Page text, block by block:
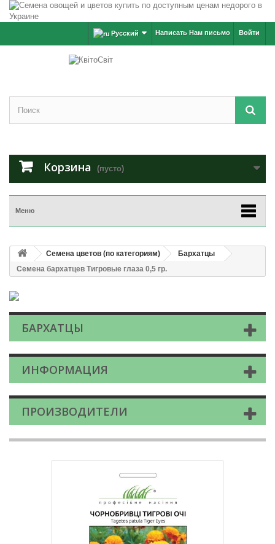
Войти
Написать Нам письмо
Русский
Корзина (пусто)
Меню
Семена цветов (по категориям)
Бархатцы
Семена бархатцев Тигровые глаза 0,5 гр.
БАРХАТЦЫ
ИНФОРМАЦИЯ
ПРОИЗВОДИТЕЛИ